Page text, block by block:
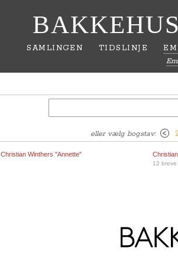
SAMLINGEN TIDSLINJE
eller vælg bogstav:
Christian Winthers "Annette"
12 breve